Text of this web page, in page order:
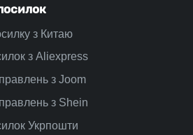
з Китаю
з Aliexpress
з Joom
з Shein
Укрпошти